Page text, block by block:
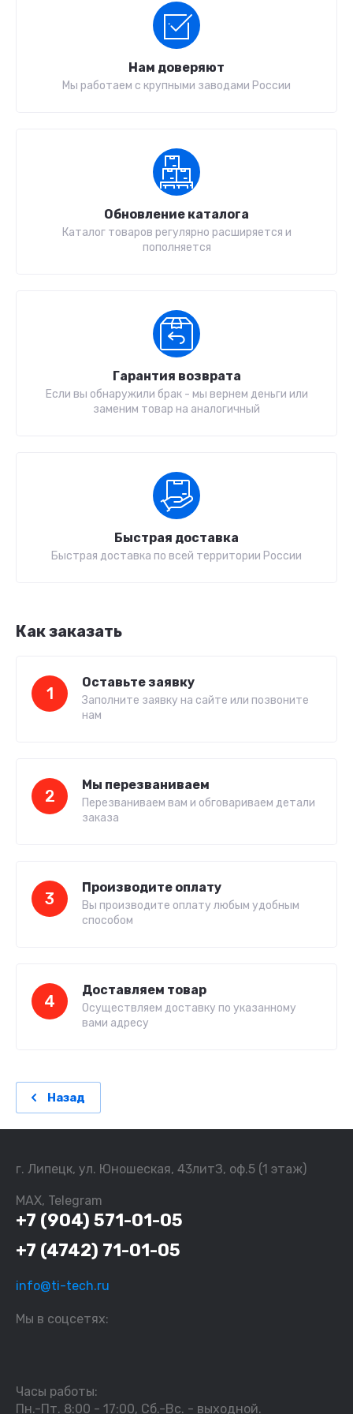
Нам доверяют
Мы работаем с крупными заводами России
Обновление каталога
Каталог товаров регулярно расширяется и
пополняется
Гарантия возврата
Если вы обнаружили брак - мы вернем деньги или
заменим товар на аналогичный
Быстрая доставка
Быстрая доставка по всей территории России
Как заказать
1
Оставьте заявку
Заполните заявку на сайте или позвоните
нам
2
Мы перезваниваем
Перезваниваем вам и обговариваем детали
заказа
3
Производите оплату
Вы производите оплату любым удобным
способом
4
Доставляем товар
Осуществляем доставку по указанному
вами адресу
Назад
г. Липецк, ул. Юношеская, 43литЗ, оф.5 (1 этаж)
MAX, Telegram
+7 (904) 571-01-05
+7 (4742) 71-01-05
info@ti-tech.ru
Мы в соцсетях:
Часы работы:
Пн.-Пт. 8:00 - 17:00, Сб.-Вс. - выходной.